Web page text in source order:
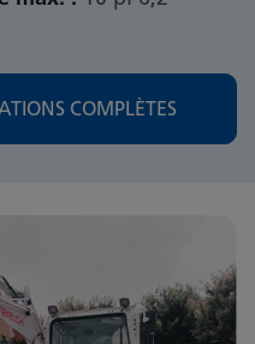
COMPLÈTES